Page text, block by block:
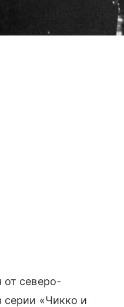
от северо-
серии «Чикко и